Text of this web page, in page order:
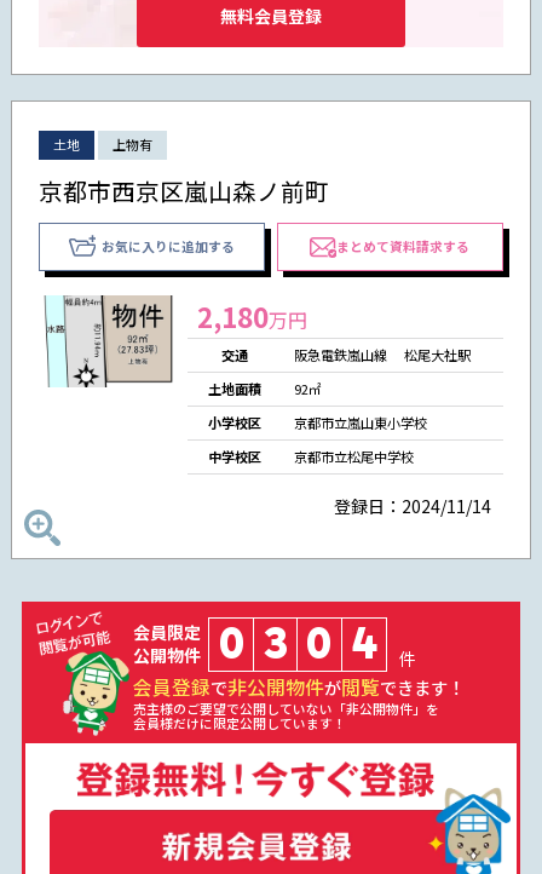
無料会員登録
土地 上物有
京都市西京区嵐山森ノ前町
お気に入りに追加する まとめて資料請求する
2,180万円
交通
阪急電鉄嵐山線 松尾大社駅
土地面積
92㎡
小学校区
京都市立嵐山東小学校
中学校区
京都市立松尾中学校
登録日：2024/11/14
会員限定
公開物件
0 3 0 4 件
会員登録で非公開物件が閲覧できます！
売主様のご要望で公開していない「非公開物件」を
会員様だけに限定公開しています！